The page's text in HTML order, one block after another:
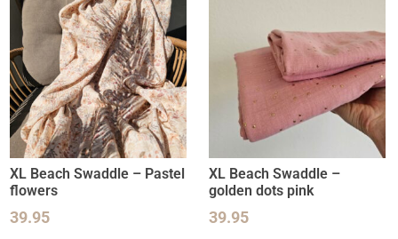
XL Beach Swaddle – Pastel
flowers
39.95
XL Beach Swaddle –
golden dots pink
39.95